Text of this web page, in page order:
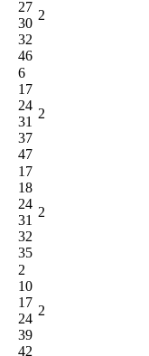
27
30
32
46
2
6
17
24
31
37
47
2
17
18
24
31
32
35
2
2
10
17
24
39
42
2